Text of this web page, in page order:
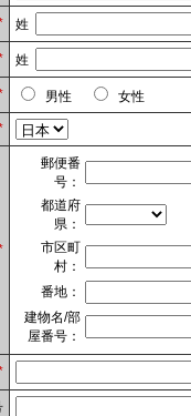
姓
姓
男性 女性
郵便番
号：
都道府
県：
市区町
村：
番地：
建物名/部
屋番号：